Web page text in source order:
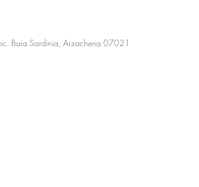
Baia Sardinia, Arzachena 07021